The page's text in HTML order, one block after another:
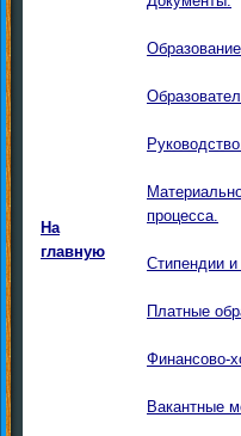
На
главную
процесса.
Стипендии
Платные
Финансово-
Вакантные